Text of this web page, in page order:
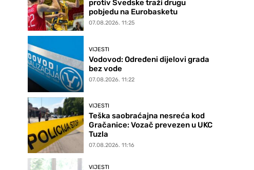
protiv Švedske traži drugu
pobjedu na Eurobasketu
07.08.2026. 11:25
VIJESTI
Vodovod: Određeni dijelovi grada
bez vode
07.08.2026. 11:22
VIJESTI
Teška saobraćajna nesreća kod
Gračanice: Vozač prevezen u UKC
Tuzla
07.08.2026. 11:16
VIJESTI